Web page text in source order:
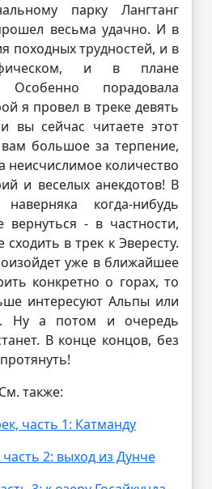
парку Лангтанг
весьма удачно. И в
походных трудностей, и в
и в плане
Особенно порадовала
я провел в треке девять
вы сейчас читаете этот
вам большое за терпение,
неисчислимое количество
и веселых анекдотов! В
когда-нибудь
вернуться - в частности,
в трек к Эвересту.
уже в ближайшее
конкретно о горах, то
интересуют Альпы или
Ну а потом и очередь
В конце концов, без
См. также:
часть 1: Катманду
часть 2: выход из Дунче